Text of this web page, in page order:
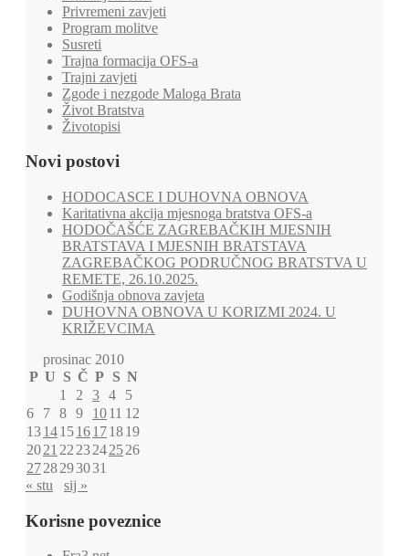
Privremeni zavjeti
Program molitve
Susreti
Trajna formacija OFS-a
Trajni zavjeti
Zgode i nezgode Maloga Brata
Život Bratstva
Životopisi
Novi postovi
HODOCASCE I DUHOVNA OBNOVA
Karitativna akcija mjesnoga bratstva OFS-a
HODOČAŠĆE ZAGREBAČKIH MJESNIH
BRATSTAVA I MJESNIH BRATSTAVA
ZAGREBAČKOG PODRUČNOG BRATSTVA U
REMETE, 26.10.2025.
Godišnja obnova zavjeta
DUHOVNA OBNOVA U KORIZMI 2024. U
KRIŽEVCIMA
prosinac 2010
P U S Č P S N
1
2 3 4
5
6
7 8 9 1011 12
13141516171819
2021 22 23242526
2728293031
« stu
sij »
Korisne poveznice